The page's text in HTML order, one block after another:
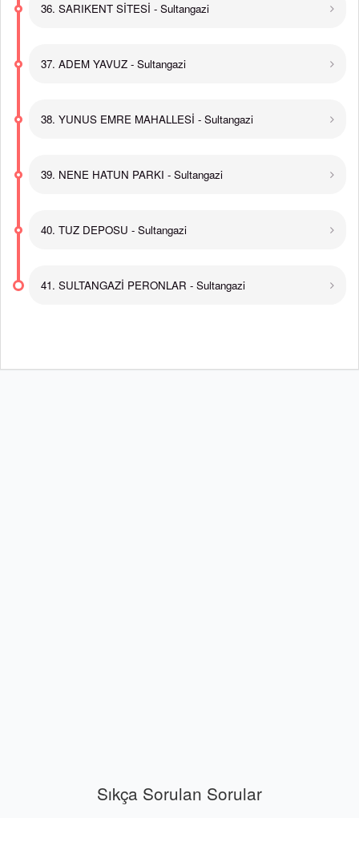
36. SARIKENT SİTESİ - Sultangazi
37. ADEM YAVUZ - Sultangazi
38. YUNUS EMRE MAHALLESİ - Sultangazi
39. NENE HATUN PARKI - Sultangazi
40. TUZ DEPOSU - Sultangazi
41. SULTANGAZİ PERONLAR - Sultangazi
Sıkça Sorulan Sorular